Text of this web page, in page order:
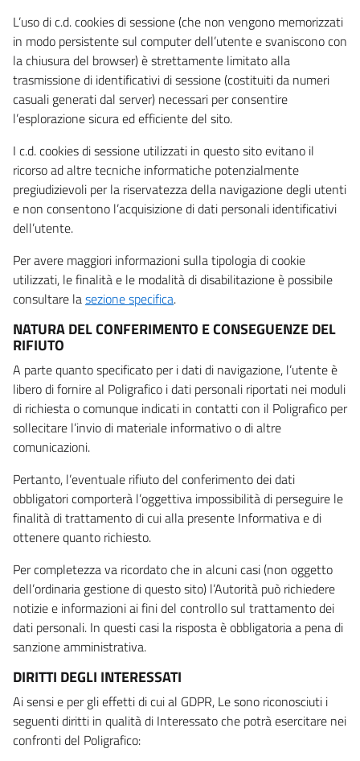
L’uso di c.d. cookies di sessione (che non vengono memorizzati
in modo persistente sul computer dell’utente e svaniscono con
la chiusura del browser) è strettamente limitato alla
trasmissione di identificativi di sessione (costituiti da numeri
casuali generati dal server) necessari per consentire
l’esplorazione sicura ed efficiente del sito.
I c.d. cookies di sessione utilizzati in questo sito evitano il
ricorso ad altre tecniche informatiche potenzialmente
pregiudizievoli per la riservatezza della navigazione degli utenti
e non consentono l’acquisizione di dati personali identificativi
dell’utente.
Per avere maggiori informazioni sulla tipologia di cookie
utilizzati, le finalità e le modalità di disabilitazione è possibile
consultare lasezione specifica.
NATURA DEL CONFERIMENTO E CONSEGUENZE DEL
RIFIUTO
A parte quanto specificato per i dati di navigazione, l’utente è
libero di fornire al Poligrafico i dati personali riportati nei moduli
di richiesta o comunque indicati in contatti con il Poligrafico per
sollecitare l’invio di materiale informativo o di altre
comunicazioni.
Pertanto, l’eventuale rifiuto del conferimento dei dati
obbligatori comporterà l’oggettiva impossibilità di perseguire le
finalità di trattamento di cui alla presente Informativa e di
ottenere quanto richiesto.
Per completezza va ricordato che in alcuni casi (non oggetto
dell’ordinaria gestione di questo sito) l’Autorità può richiedere
notizie e informazioni ai fini del controllo sul trattamento dei
dati personali. In questi casi la risposta è obbligatoria a pena di
sanzione amministrativa.
DIRITTI DEGLI INTERESSATI
Ai sensi e per gli effetti di cui al GDPR, Le sono riconosciuti i
seguenti diritti in qualità di Interessato che potrà esercitare nei
confronti del Poligrafico: